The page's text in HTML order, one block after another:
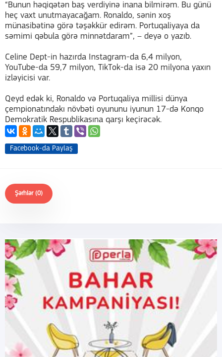
“Bunun həqiqətən baş verdiyinə inana bilmirəm. Bu günü
heç vaxt unutmayacağam. Ronaldo, sənin xoş
münasibətinə görə təşəkkür edirəm. Portuqaliyaya da
səmimi qəbula görə minnətdaram”, – deyə o yazıb.
Celine Dept-in hazırda Instagram-da 6,4 milyon,
YouTube-da 59,7 milyon, TikTok-da isə 20 milyona yaxın
izləyicisi var.
Qeyd edək ki, Ronaldo və Portuqaliya millisi dünya
çempionatındakı növbəti oyununu iyunun 17-də Konqo
Demokratik Respublikasına qarşı keçirəcək.
Facebook-da Paylaş
Şərhlər (0)